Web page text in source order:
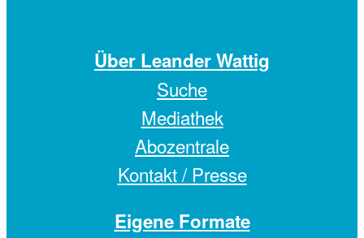
Über Leander Wattig
Suche
Mediathek
Abozentrale
Kontakt / Presse
Eigene Formate